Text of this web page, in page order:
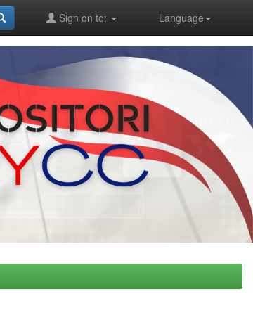
Language
Sign on to: